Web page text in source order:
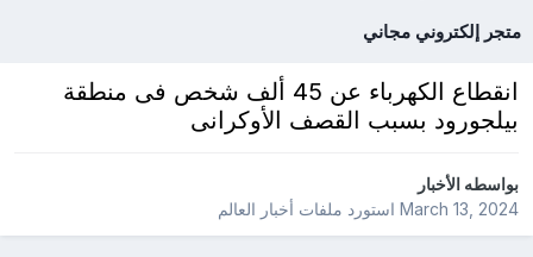
متجر إلكتروني مجاني
انقطاع الكهرباء عن 45 ألف شخص فى منطقة
بيلجورود بسبب القصف الأوكرانى
بواسطهالأخبار
March 13, 2024استورد ملفات أخبار العالم